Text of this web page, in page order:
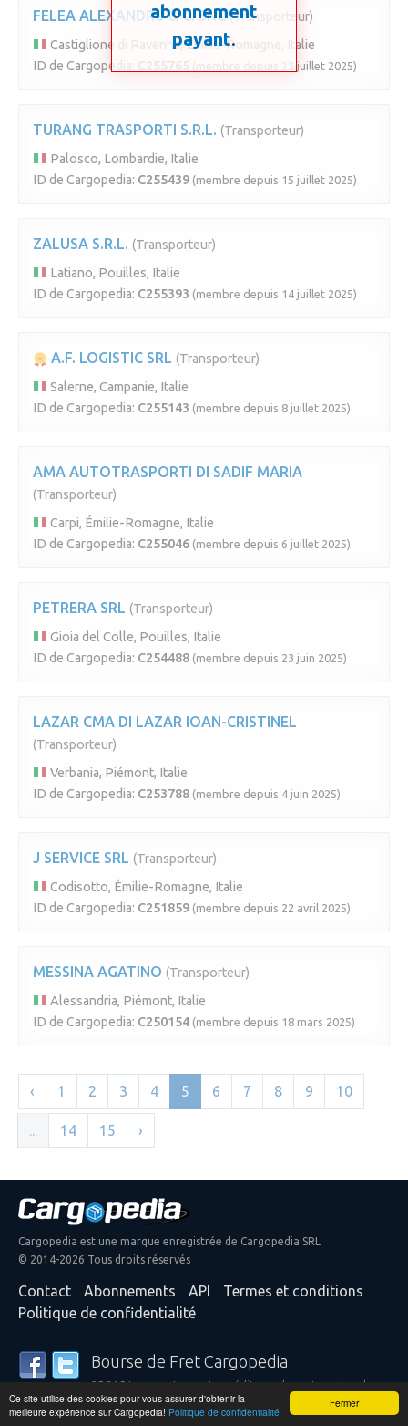
Fermer
Ce site utilise des cookies pour vous assurer d'obtenir la
meilleure expérience sur Cargopedia! Politique de confidentialité
FELEA ALEXANDRU & C. SNC (Transporteur)
Castiglione di Ravenna, Émilie-Romagne, Italie
ID de Cargopedia:
(membre depuis 23 juillet 2025)
TURANG TRASPORTI S.R.L. (Transporteur)
Palosco, Lombardie, Italie
ID de Cargopedia: C255439 (membre depuis 15 juillet 2025)
ZALUSA S.R.L. (Transporteur)
Latiano, Pouilles, Italie
ID de Cargopedia: C255393 (membre depuis 14 juillet 2025)
A.F. LOGISTIC SRL (Transporteur)
Salerne, Campanie, Italie
ID de Cargopedia: C255143 (membre depuis 8 juillet 2025)
AMA AUTOTRASPORTI DI SADIF MARIA
(Transporteur)
Carpi, Émilie-Romagne, Italie
ID de Cargopedia: C255046 (membre depuis 6 juillet 2025)
PETRERA SRL (Transporteur)
Gioia del Colle, Pouilles, Italie
ID de Cargopedia: C254488 (membre depuis 23 juin 2025)
LAZAR CMA DI LAZAR IOAN-CRISTINEL
(Transporteur)
Verbania, Piémont, Italie
ID de Cargopedia: C253788 (membre depuis 4 juin 2025)
J SERVICE SRL (Transporteur)
Codisotto, Émilie-Romagne, Italie
ID de Cargopedia: C251859 (membre depuis 22 avril 2025)
MESSINA AGATINO (Transporteur)
Alessandria, Piémont, Italie
ID de Cargopedia: C250154 (membre depuis 18 mars 2025)
‹ 1 2 3 4 5 6 7 8 9 10
... 14 15 ›
abonnement
payant.
Cargopedia est une marque enregistrée de Cargopedia SRL
© 2014-2026 Tous droits réservés
Contact Abonnements API
Termes et conditions
Politique de confidentialité
Bourse de Fret Cargopedia
25 315 transporteurs et expéditeurs de partout dans le
monde font confiance à nos services